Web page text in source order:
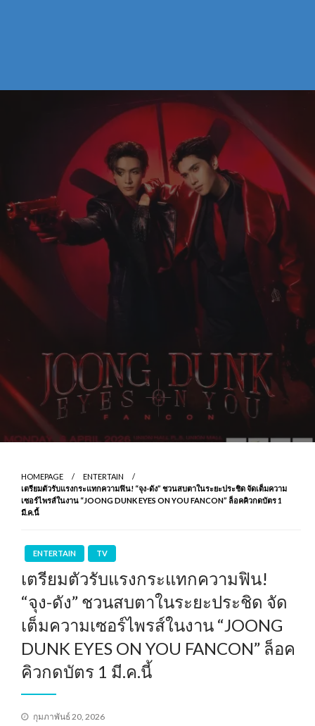
HOMEPAGE
ENTERTAIN
เตรียมตัวรับแรงกระแทกความฟิน! “จุง-ดัง” ชวนสบตาในระยะประชิด จัดเต็มความ
เซอร์ไพรส์ในงาน “JOONG DUNK EYES ON YOU FANCON” ล็อคคิวกดบัตร 1
มี.ค.นี้
ENTERTAIN TV
เตรียมตัวรับแรงกระแทกความฟิน!
“จุง-ดัง” ชวนสบตาในระยะประชิด จัด
เต็มความเซอร์ไพรส์ในงาน “JOONG
DUNK EYES ON YOU FANCON” ล็อค
คิวกดบัตร 1 มี.ค.นี้
Posted
กุมภาพันธ์ 20, 2026